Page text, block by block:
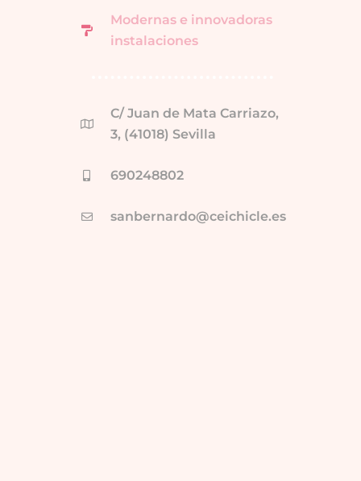
Modernas e innovadoras
instalaciones
C/ Juan de Mata Carriazo,
3, (41018) Sevilla
690248802
sanbernardo@ceichicle.es